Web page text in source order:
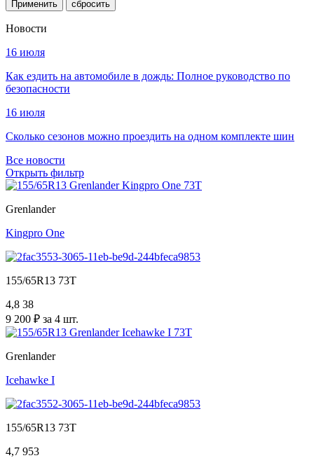
Применить
Новости
16 июля
Как ездить на автомобиле в дождь: Полное руководство по
безопасности
16 июля
Сколько сезонов можно проездить на одном комплекте шин
Все новости
Открыть фильтр
Grenlander
Kingpro One
155/65R13 73T
4,8 38
9 200 ₽ за 4 шт.
Grenlander
Icehawke I
155/65R13 73T
4,7 953